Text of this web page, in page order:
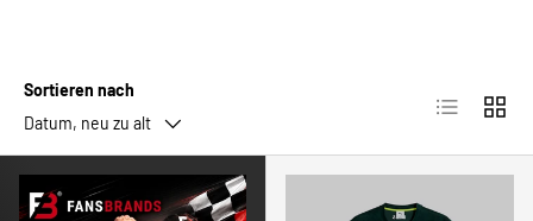
Sortieren nach
Datum, neu zu alt